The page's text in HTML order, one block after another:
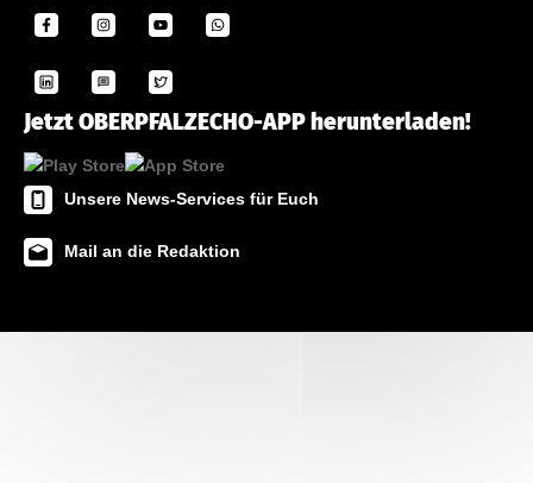
Jetzt OBERPFALZECHO-APP herunterladen!
Unsere News-Services für Euch
Mail an die Redaktion